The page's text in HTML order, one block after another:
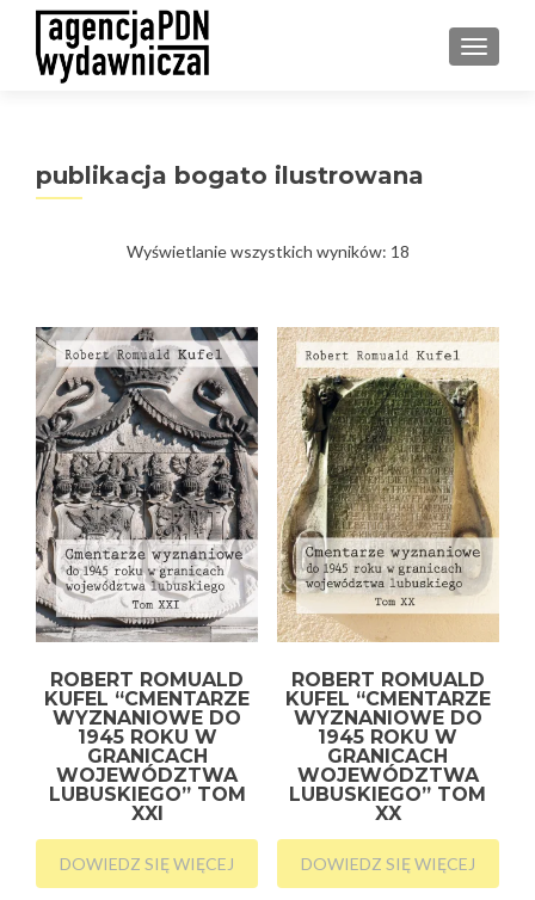
publikacja bogato ilustrowana
Wyświetlanie wszystkich wyników: 18Posortowane
najnowszych
ROBERT ROMUALD
KUFEL “CMENTARZE
WYZNANIOWE DO
1945 ROKU W
GRANICACH
WOJEWÓDZTWA
LUBUSKIEGO” TOM
XXI
DOWIEDZ SIĘ WIĘCEJ
ROBERT ROMUALD
KUFEL “CMENTARZE
WYZNANIOWE DO
1945 ROKU W
GRANICACH
WOJEWÓDZTWA
LUBUSKIEGO” TOM
XX
DOWIEDZ SIĘ WIĘCEJ